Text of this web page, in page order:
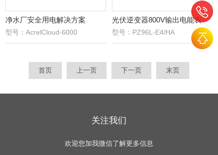
净水厂安全用电解决方案
型号：AcrelCloud-6000
光伏逆变器800V输出电能表
型号：PZ96L-E4/HA
首页 上一页 下一页 末页
关注我们
欢迎您加我微信了解更多信息